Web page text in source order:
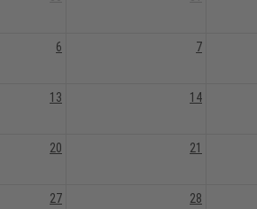
6 7
13 14
20 21
27 28